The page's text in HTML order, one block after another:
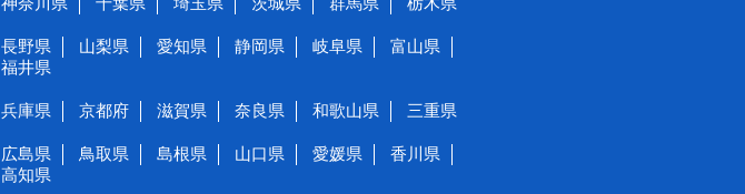
長野県 山梨県 愛知県 静岡県 岐阜県
富山県
福井県
兵庫県 京都府 滋賀県 奈良県 和歌山県 三重県
広島県 鳥取県 島根県 山口県 愛媛県
香川県
高知県